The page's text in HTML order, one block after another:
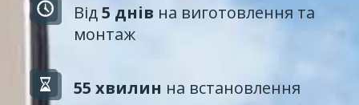
Від5 днів на виготовлення та
монтаж
55 хвилин на встановлення